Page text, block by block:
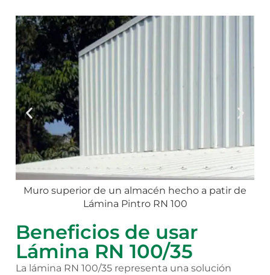
Muro superior de un almacén hecho a patir de
Lámina Pintro RN 100
Beneficios de usar
Lámina RN 100/35
La lámina RN 100/35 representa una solución